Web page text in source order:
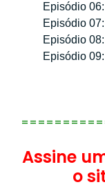
Episódio 06:
Episódio 07:
Episódio 08:
Episódio 09:
Assine
o